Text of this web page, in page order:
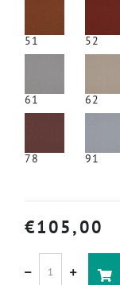
51 52
61 62
78 91
€105,00